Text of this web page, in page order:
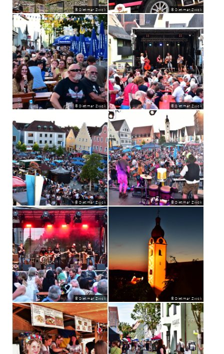
© Dietmar Zwick © Dietmar Zwick
© Dietmar Zwick © Dietmar Zwick
© Dietmar Zwick © Dietmar Zwick
© Dietmar Zwick © Dietmar Zwick